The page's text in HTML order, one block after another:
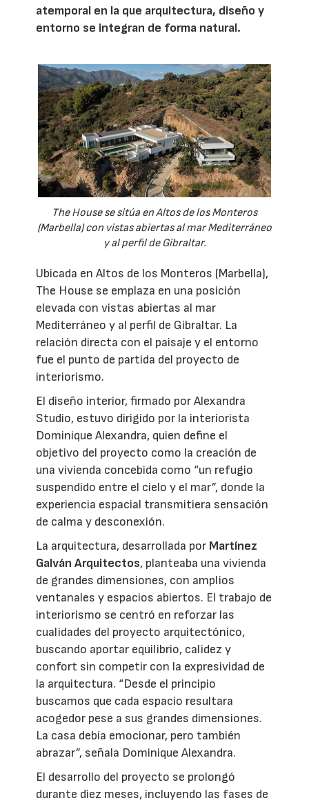
atemporal en la que arquitectura, diseño y
entorno se integran de forma natural.
The House se sitúa en Altos de los Monteros
(Marbella) con vistas abiertas al mar Mediterráneo
y al perfil de Gibraltar.
Ubicada en Altos de los Monteros (Marbella),
The House se emplaza en una posición
elevada con vistas abiertas al mar
Mediterráneo y al perfil de Gibraltar. La
relación directa con el paisaje y el entorno
fue el punto de partida del proyecto de
interiorismo.
El diseño interior, firmado por Alexandra
Studio, estuvo dirigido por la interiorista
Dominique Alexandra, quien define el
objetivo del proyecto como la creación de
una vivienda concebida como “un refugio
suspendido entre el cielo y el mar”, donde la
experiencia espacial transmitiera sensación
de calma y desconexión.
La arquitectura, desarrollada por Martínez
Galván Arquitectos, planteaba una vivienda
de grandes dimensiones, con amplios
ventanales y espacios abiertos. El trabajo de
interiorismo se centró en reforzar las
cualidades del proyecto arquitectónico,
buscando aportar equilibrio, calidez y
confort sin competir con la expresividad de
la arquitectura. “Desde el principio
buscamos que cada espacio resultara
acogedor pese a sus grandes dimensiones.
La casa debía emocionar, pero también
abrazar”, señala Dominique Alexandra.
El desarrollo del proyecto se prolongó
durante diez meses, incluyendo las fases de